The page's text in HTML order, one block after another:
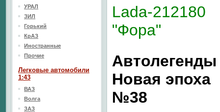
Lada-212180
"Фора"
Автолегенды
Новая эпоха
№38
УРАЛ
ЗИЛ
Горький
КрАЗ
Иностранные
Прочие
Легковые автомобили
1:43
ВАЗ
Волга
ЗАЗ